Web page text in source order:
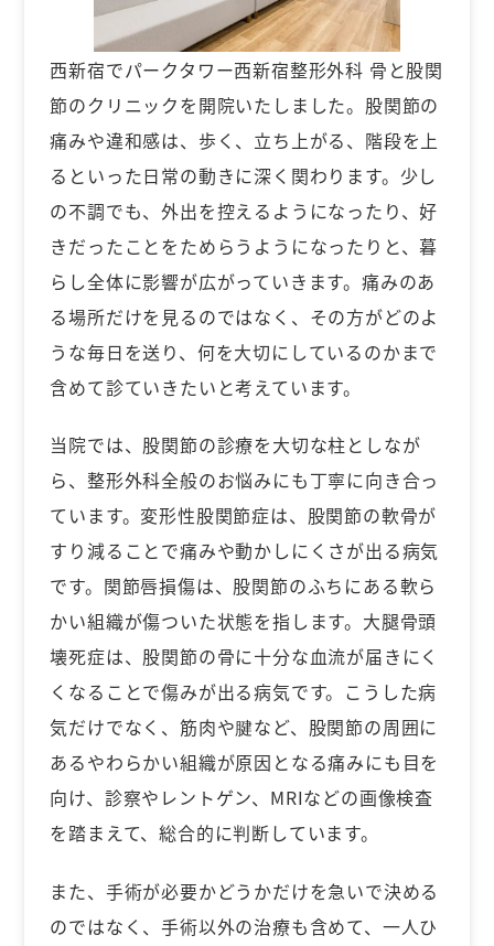
西新宿でパークタワー西新宿整形外科 骨と股関
節のクリニックを開院いたしました。股関節の
痛みや違和感は、歩く、立ち上がる、階段を上
るといった日常の動きに深く関わります。少し
の不調でも、外出を控えるようになったり、好
きだったことをためらうようになったりと、暮
らし全体に影響が広がっていきます。痛みのあ
る場所だけを見るのではなく、その方がどのよ
うな毎日を送り、何を大切にしているのかまで
含めて診ていきたいと考えています。
当院では、股関節の診療を大切な柱としなが
ら、整形外科全般のお悩みにも丁寧に向き合っ
ています。変形性股関節症は、股関節の軟骨が
すり減ることで痛みや動かしにくさが出る病気
です。関節唇損傷は、股関節のふちにある軟ら
かい組織が傷ついた状態を指します。大腿骨頭
壊死症は、股関節の骨に十分な血流が届きにく
くなることで傷みが出る病気です。こうした病
気だけでなく、筋肉や腱など、股関節の周囲に
あるやわらかい組織が原因となる痛みにも目を
向け、診察やレントゲン、MRIなどの画像検査
を踏まえて、総合的に判断しています。
また、手術が必要かどうかだけを急いで決める
のではなく、手術以外の治療も含めて、一人ひ